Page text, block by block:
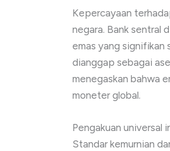
Kepercayaan
negara. Bank sentral
emas yang signifikan
dianggap sebagai
menegaskan bahwa
moneter global.
Pengakuan universal
Standar kemurnian